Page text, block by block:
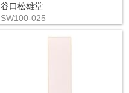
谷口松雄堂
SW100-025